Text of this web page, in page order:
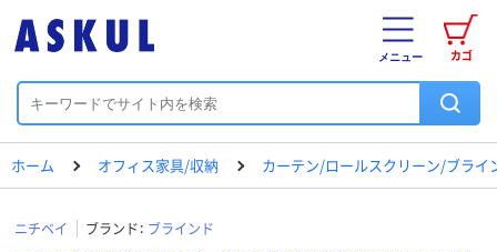
カゴ
メニュー
ホーム オフィス家具/収納 カーテン/ロールスクリーン/ブライ
ニチベイ ブランド： ブラインド